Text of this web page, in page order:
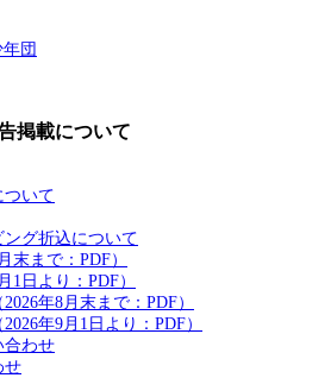
団
掲載について
ついて
グ折込について
末まで：PDF）
1日より：PDF）
年8月末まで：PDF）
年9月1日より：PDF）
合わせ
せ